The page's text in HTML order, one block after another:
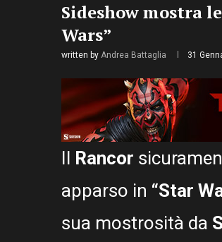
Sideshow mostra
Wars”
written by Andrea Battaglia 31
Il Rancor
apparso in “Star
sua mostrosità da